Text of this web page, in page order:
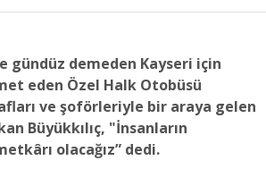
gündüz demeden Kayseri için
eden Özel Halk Otobüsü
ve şoförleriyle bir araya gelen
Büyükkılıç, "İnsanların
olacağız” dedi.